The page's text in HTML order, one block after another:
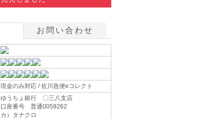
お問い合わせ
現金のみ対応 / 佐川急便eコレクト
ゆうちょ銀行 〇三八支店
口座番号 普通0059262
カ）タナクロ